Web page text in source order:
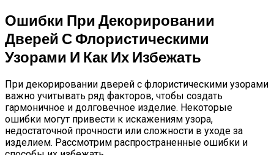
Ошибки При Декорировании
Дверей С Флористическими
Узорами И Как Их Избежать
При декорировании дверей с флористическими узорами
важно учитывать ряд факторов, чтобы создать
гармоничное и долговечное изделие. Некоторые
ошибки могут привести к искажениям узора,
недостаточной прочности или сложности в уходе за
изделием. Рассмотрим распространенные ошибки и